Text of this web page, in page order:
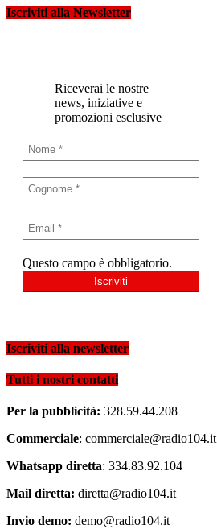
Iscriviti alla Newsletter
Riceverai le nostre
news, iniziative e
promozioni esclusive
Questo campo è obbligatorio.
Iscriviti alla newsletter
Tutti i nostri contatti
Per la pubblicità: 328.59.44.208
Commerciale: commerciale@radio104.it
Whatsapp diretta: 334.83.92.104
Mail diretta: diretta@radio104.it
Invio demo: demo@radio104.it